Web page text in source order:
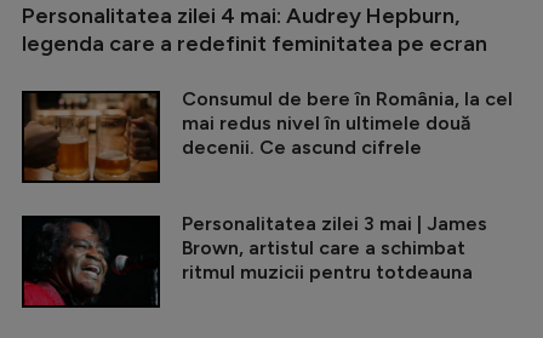
Personalitatea zilei 4 mai: Audrey Hepburn,
legenda care a redefinit feminitatea pe ecran
Consumul de bere în România, la cel
mai redus nivel în ultimele două
decenii. Ce ascund cifrele
Personalitatea zilei 3 mai | James
Brown, artistul care a schimbat
ritmul muzicii pentru totdeauna